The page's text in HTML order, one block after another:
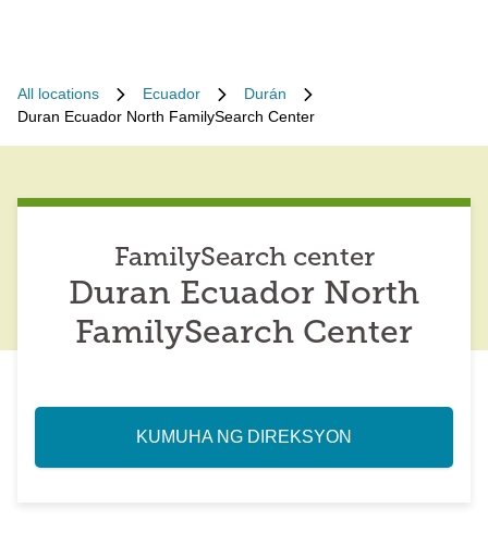
All locations Ecuador
Durán
Duran Ecuador North FamilySearch Center
FamilySearch center
Duran Ecuador North
FamilySearch Center
KUMUHA NG DIREKSYON